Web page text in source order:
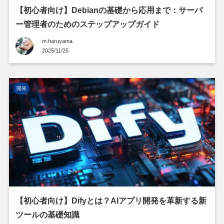
【初心者向け】Debianの基礎から応用まで：サーバ
ー管理者のためのステップアップガイド
m.haruyama
2025/11/25
開発
【初心者向け】Difyとは？AIアプリ開発を革新する新
ツールの基礎知識